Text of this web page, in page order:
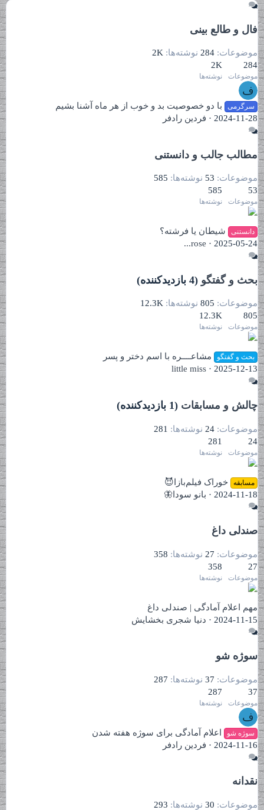
فال و طالع بینی
موضوعات 284 نوشته‌ها 2K
284
موضوعات
2K
نوشته‌ها
ف
سرگرمی
با دو خصوصیت بد و خوب از هر ماه آشنا بشیم
2024-11-28
فردین رادفر
مطالب جالب و دانستنی
موضوعات 53 نوشته‌ها
585
53
موضوعات
585
نوشته‌ها
دانستنی
شیطان یا فرشته؟
2025-05-24
...rose
بحث و گفتگو (4 بازدیدکننده)
موضوعات 805 نوشته‌ها 12.3K
805
موضوعات
12.3K
نوشته‌ها
بحث و گفتگو
مشاعــــره با اسم دختر و پسر
2025-12-13
little miss
چالش و مسابقات (1 بازدیدکننده)
موضوعات 24 نوشته‌ها
281
24
موضوعات
281
نوشته‌ها
مسابقه
خوراک فیلم‌بازا😈
2024-11-18
بانو سودا🦋
صندلی داغ
موضوعات 27 نوشته‌ها
358
27
موضوعات
358
نوشته‌ها
مهم اعلام آمادگی | صندلی داغ
2024-11-15
دنیا شجری بخشایش
سوژه شو
موضوعات 37 نوشته‌ها
287
37
موضوعات
287
نوشته‌ها
ف
سوژه شو
اعلام آمادگی برای سوژه هفته شدن
2024-11-16
فردین رادفر
نقدانه
موضوعات 30 نوشته‌ها 293